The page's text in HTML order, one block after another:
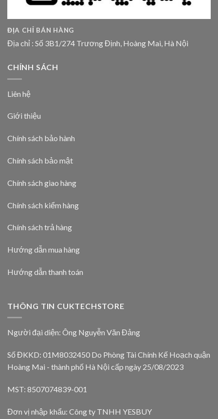
ĐỊA CHỈ BÁN HÀNG
Địa chỉ : Số 3B1/274 Trương Định, Hoàng Mai, Hà Nội
CHÍNH SÁCH
Liên hệ
Giới thiệu
Chính sách bảo hành
Chính sách bảo mật
Chính sách giao hàng
Chính sách kiểm hàng
Chính sách trả hàng
Hướng dẫn mua hàng
Hướng dẫn thanh toán
THÔNG TIN CUKTECHSTORE
Người đại diện: Ông Nguyễn Văn Đảng
Số ĐKKD: 01M8032450 Do Phòng Tài Chính Kế Hoạch quận
Hoàng Mai - thành phố Hà Nội cấp ngày 25/08/2023
MST: 8507074839-001
Đơn vị nhập khẩu: Công ty TNHH YESBUY